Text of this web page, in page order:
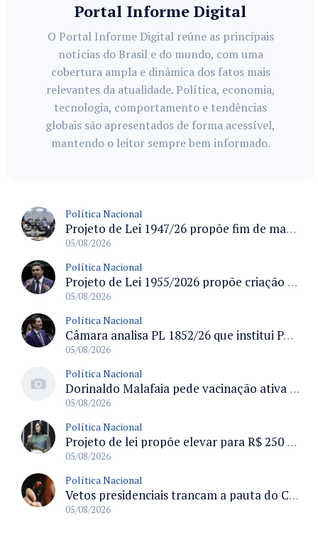
Portal Informe Digital
O Portal Informe Digital reúne as principais
notícias do Brasil e do mundo, com uma
cobertura ampla e dinâmica dos fatos mais
relevantes da atualidade. Política, economia,
tecnologia, comportamento e tendências
globais são apresentados de forma acessível,
mantendo o leitor sempre bem informado.
Política Nacional
Projeto de Lei 1947/26 propõe fim de margens para cartão de crédito e consignado do INSS
05/08/2026
Política Nacional
Projeto de Lei 1955/2026 propõe criação de geração livre de fumo ao restringir venda de vapes a nascidos desde 1º de janeiro de 2009
05/08/2026
Política Nacional
Câmara analisa PL 1852/26 que institui Política Nacional de Gestão de Desempenho e Eficiência para servidores públicos
05/08/2026
Política Nacional
Dorinaldo Malafaia pede vacinação ativa ao Ministério da Saúde para reverter queda na cobertura vacinal no Brasil
05/08/2026
Política Nacional
Projeto de lei propõe elevar para R$ 250 mil limite de isenção do IPI para pessoas com deficiência e autismo
05/08/2026
Política Nacional
Vetos presidenciais trancam a pauta do Congresso com 87 itens pendentes e incluem trechos do Orçamento de 2026
05/08/2026